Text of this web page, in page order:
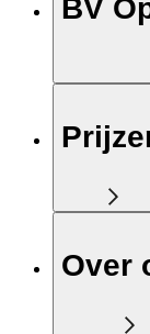
BV
Over